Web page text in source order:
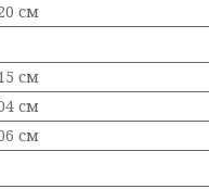
см
см
см
см